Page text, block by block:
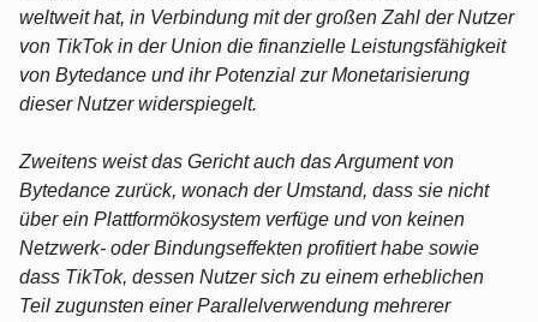
weltweit hat, in Verbindung mit der großen Zahl der Nutzer
von TikTok in der Union die finanzielle Leistungsfähigkeit
von Bytedance und ihr Potenzial zur Monetarisierung
dieser Nutzer widerspiegelt.
Zweitens weist das Gericht auch das Argument von
Bytedance zurück, wonach der Umstand, dass sie nicht
über ein Plattformökosystem verfüge und von keinen
Netzwerk- oder Bindungseffekten profitiert habe sowie
dass TikTok, dessen Nutzer sich zu einem erheblichen
Teil zugunsten einer Parallelverwendung mehrerer